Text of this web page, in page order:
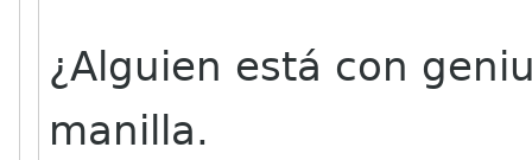
¿Alguien está con
manilla.